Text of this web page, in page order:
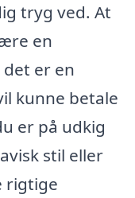
tryg ved. At
en
er en
kunne betale
er på udkig
stil eller
rigtige